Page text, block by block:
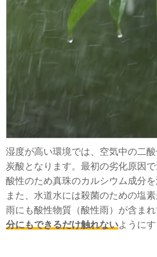
湿度が高い環境では、空気中の二
炭酸となります。最初の劣化原因
酸性のため真珠のカルシウム成分を
また、水道水には殺菌のための塩
雨にも酸性物質（酸性雨）が含ま
分にもできるだけ触れないように